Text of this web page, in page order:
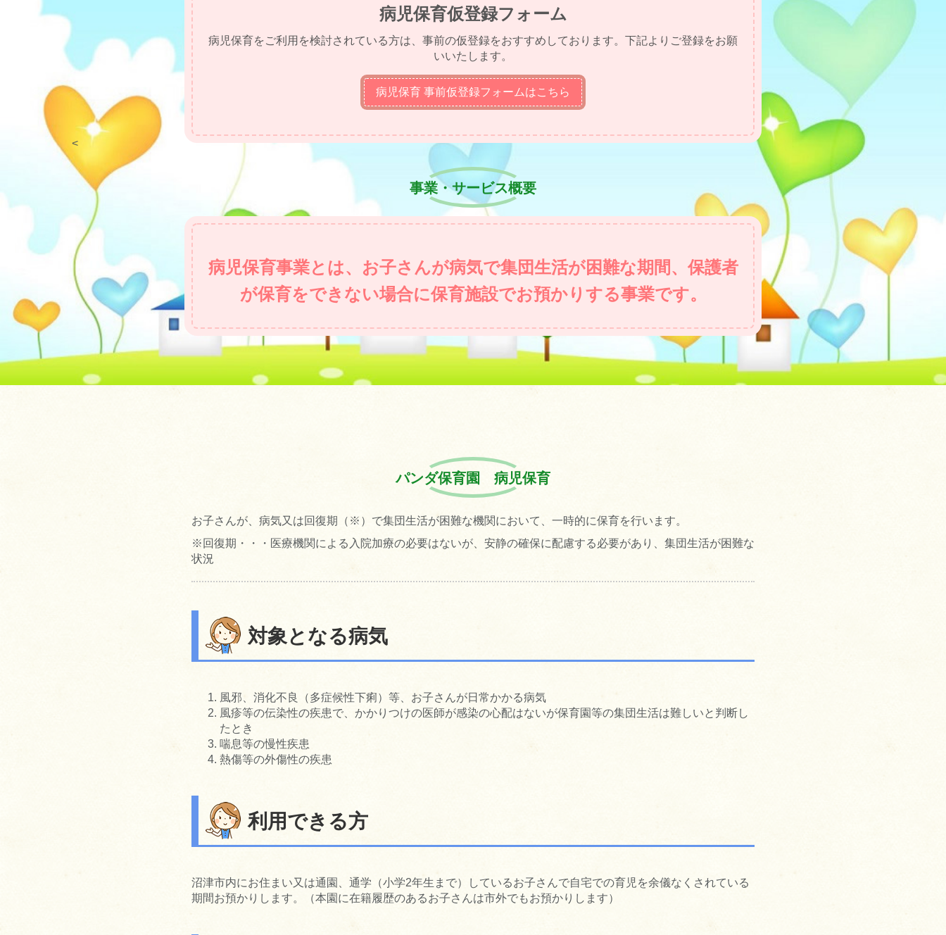
病児保育仮登録フォーム
病児保育をご利用を検討されている方は、事前の仮登録をおすすめしております。下記よりご登録をお願
いいたします。
病児保育 事前仮登録フォームはこちら
<
事業・サービス概要
病児保育事業とは、お子さんが病気で集団生活が困難な期間、保護者
が保育をできない場合に保育施設でお預かりする事業です。
パンダ保育園 病児保育
お子さんが、病気又は回復期（※）で集団生活が困難な機関において、一時的に保育を行います。
※回復期・・・医療機関による入院加療の必要はないが、安静の確保に配慮する必要があり、集団生活が困難な
状況
対象となる病気
風邪、消化不良（多症候性下痢）等、お子さんが日常かかる病気
風疹等の伝染性の疾患で、かかりつけの医師が感染の心配はないが保育園等の集団生活は難しいと判断し
たとき
喘息等の慢性疾患
熱傷等の外傷性の疾患
利用できる方
沼津市内にお住まい又は通園、通学（小学2年生まで）しているお子さんで自宅での育児を余儀なくされている
期間お預かりします。（本園に在籍履歴のあるお子さんは市外でもお預かりします）